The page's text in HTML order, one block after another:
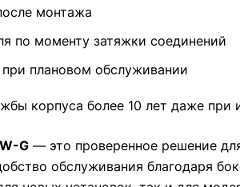
монтажа
по моменту затяжки соединений
плановом обслуживании
корпуса более 10 лет даже при
G — это проверенное решение
обслуживания благодаря